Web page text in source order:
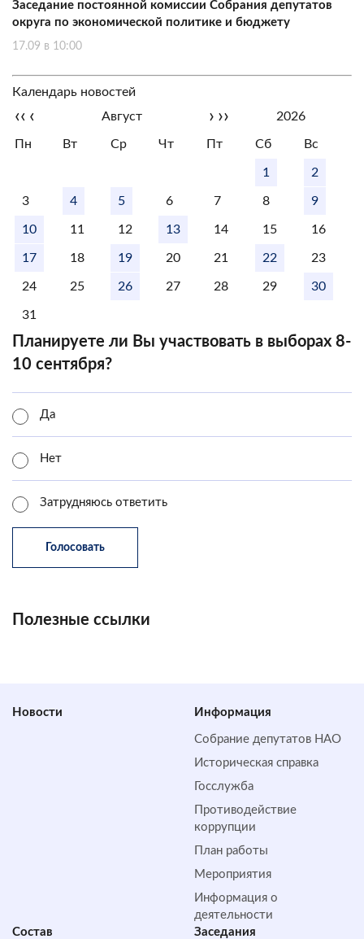
Заседание постоянной комиссии Собрания депутатов
округа по экономической политике и бюджету
17.09 в 10:00
Календарь новостей
‹‹ ‹ Август › ›› 2026
Пн Вт Ср Чт Пт Сб Вс
1 2
3 4 5 6 7 8 9
10 11 12 13 14 15 16
17 18 19 20 21 22 23
24 25 26 27 28 29 30
31
Планируете ли Вы участвовать в выборах 8-
10 сентября?
Да
Нет
Затрудняюсь ответить
Полезные ссылки
Новости Информация
Собрание депутатов НАО
Историческая справка
Госслужба
Противодействие
коррупции
План работы
Мероприятия
Информация о
деятельности
Состав
Заседания